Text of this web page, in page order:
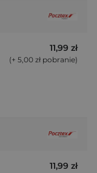
11,99 zł
(+ 5,00 zł pobranie)
11,99 zł